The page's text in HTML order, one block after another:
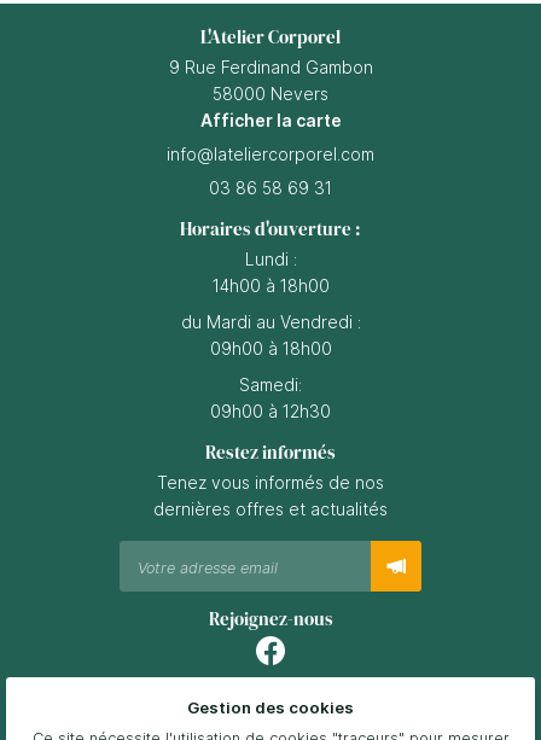
L'Atelier Corporel
9 Rue Ferdinand Gambon
58000 Nevers
Afficher la carte
03 86 58 69 31
Horaires d'ouverture :
Lundi :
14h00 à 18h00
du Mardi au Vendredi :
09h00 à 18h00
Samedi:
09h00 à 12h30
Restez informés
Tenez vous informés de nos
dernières offres et actualités
Rejoignez-nous
Mentions Légales
Conditions générales d'utilisation
Gestion des cookies